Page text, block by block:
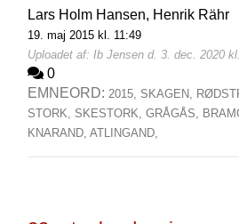
Lars Holm Hansen, Henrik Rähr
19. maj 2015 kl. 11:49
Uploadet af: Ib Jensen d. 3. dec. 2020
0
EMNEORD: 2015, SKAGEN,
STORK, SKESTORK, GRÅGÅS,
KNARAND, ATLINGAND,